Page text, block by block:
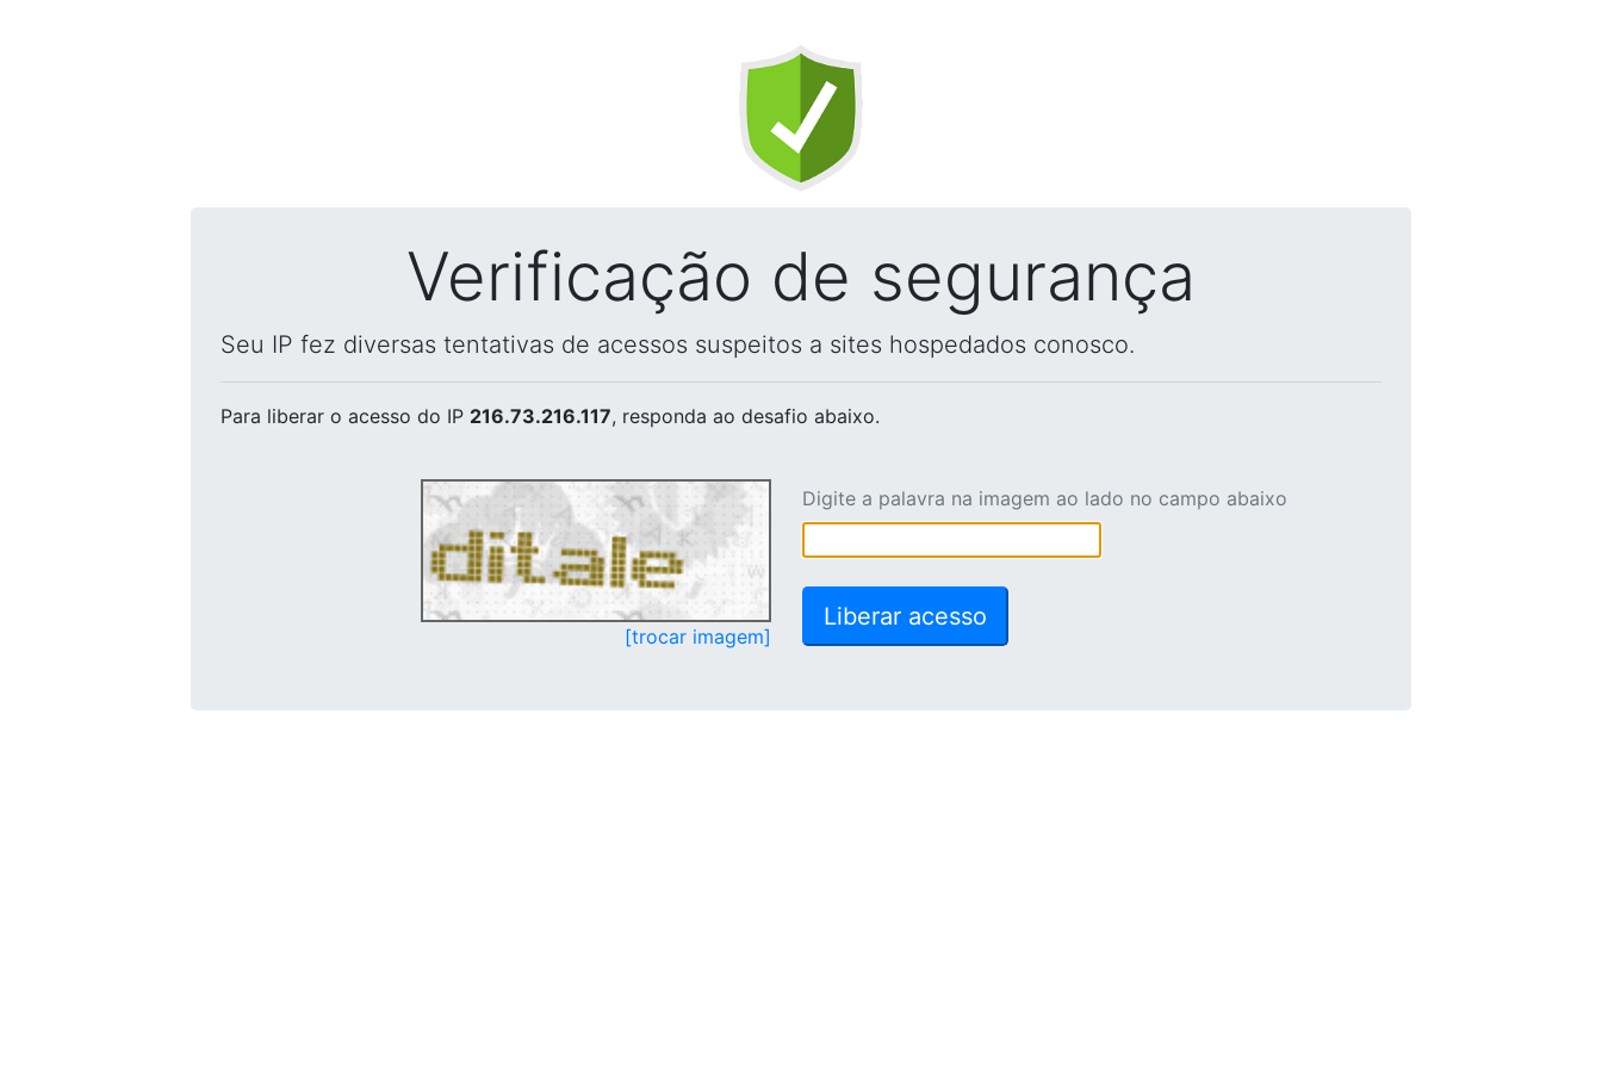
Verificação de segurança
Seu IP fez diversas tentativas de acessos suspeitos a sites hospedados conosco.
Para liberar o acesso do IP 216.73.216.117, responda ao desafio abaixo.
[trocar imagem]
Digite a palavra na imagem ao lado no campo abaixo